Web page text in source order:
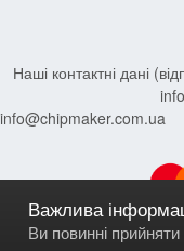
Важлива
Ви повинні прийняти
Наші контактні дані
info@chipmaker.com.ua